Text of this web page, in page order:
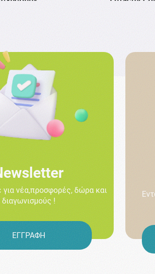
για νέα,προσφορές, δώρα και
διαγωνισμούς !
ΕΓΓΡΑΦΗ